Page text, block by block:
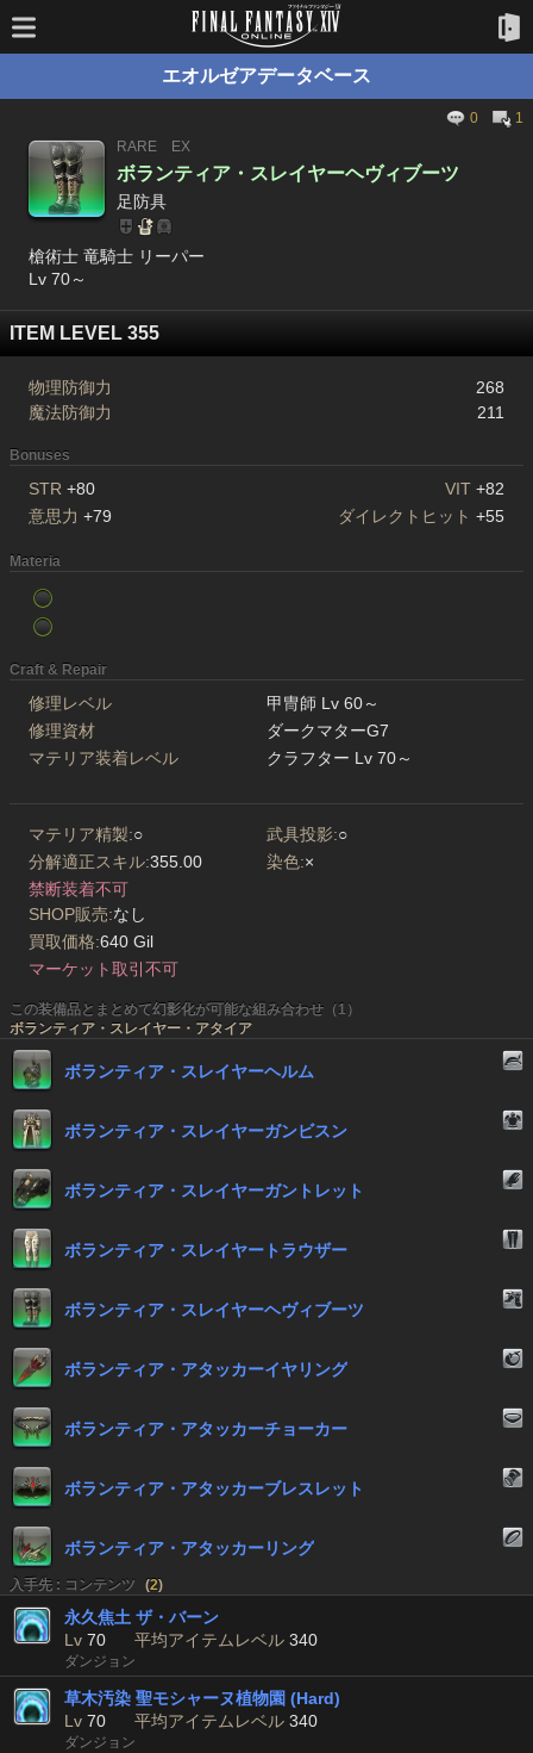
エオルゼアデータベース
0
1
RARE
EX
ボランティア・スレイヤーヘヴィブーツ
足防具
槍術士 竜騎士 リーパー
Lv 70～
ITEM LEVEL 355
物理防御力
268
魔法防御力
211
Bonuses
STR +80 VIT +82
意思力 +79 ダイレクトヒット +55
Materia
Craft & Repair
修理レベル
甲冑師 Lv 60～
修理資材
ダークマターG7
マテリア装着レベル
クラフター Lv 70～
マテリア精製:○ 武具投影:○
分解適正スキル:355.00 染色:×
禁断装着不可
SHOP販売:なし
買取価格:640 Gil
マーケット取引不可
この装備品とまとめて幻影化が可能な組み合わせ（1）
ボランティア・スレイヤー・アタイア
ボランティア・スレイヤーヘルム
ボランティア・スレイヤーガンビスン
ボランティア・スレイヤーガントレット
ボランティア・スレイヤートラウザー
ボランティア・スレイヤーヘヴィブーツ
ボランティア・アタッカーイヤリング
ボランティア・アタッカーチョーカー
ボランティア・アタッカーブレスレット
ボランティア・アタッカーリング
入手先 : コンテンツ (2)
永久焦土 ザ・バーン
Lv 70 平均アイテムレベル 340
ダンジョン
草木汚染 聖モシャーヌ植物園 (Hard)
Lv 70 平均アイテムレベル 340
ダンジョン